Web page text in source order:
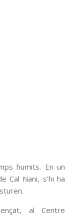
humits. En un
Cal Nani, s’hi ha
al Centre